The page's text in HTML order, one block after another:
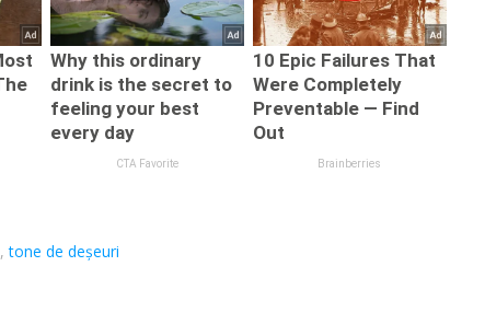
,tone de deșeuri